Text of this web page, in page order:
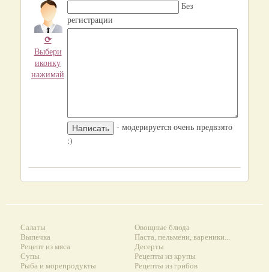
⟳
Выбери
иконку
нажимай
Без
регистрации
- модерируется очень предвзято
:)
Салаты
Выпечка
Рецепт из мяса
Супы
Рыба и морепродукты
Овощные блюда
Паста, пельмени, вареники...
Десерты
Рецепты из крупы
Рецепты из грибов